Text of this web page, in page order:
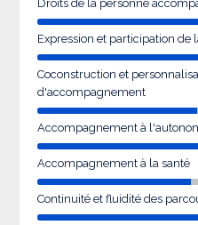
Droits de la personne
Expression et participation de
Coconstruction et
d'accompagnement
Accompagnement à
Accompagnement à la santé
Continuité et fluidité des